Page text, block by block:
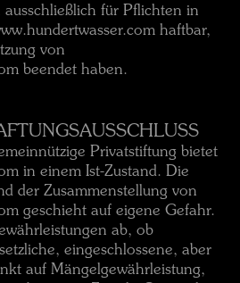
für Pflichten in
haftbar,
von
beendet haben.
Privatstiftung bietet
in einem Ist-Zustand. Die
der Zusammenstellung von
geschieht auf eigene Gefahr.
ab, ob
eingeschlossene, aber
auf Mängelgewährleistung,